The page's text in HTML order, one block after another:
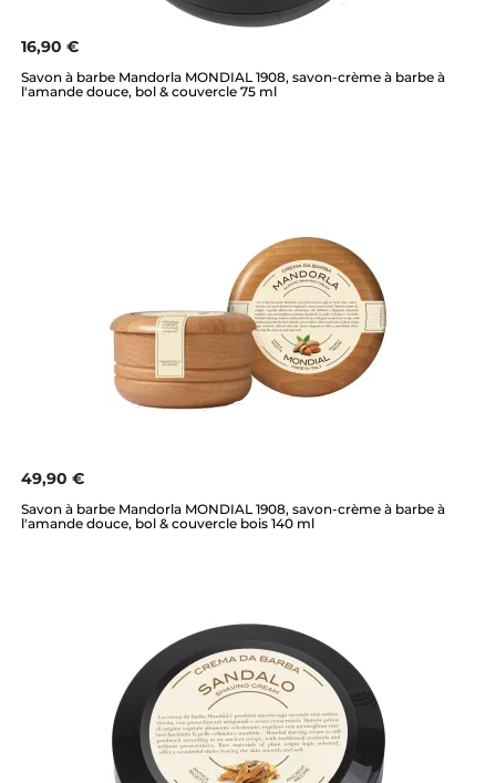
16,90 €
Savon à barbe Mandorla MONDIAL 1908, savon-crème à barbe à
l'amande douce, bol & couvercle 75 ml
49,90 €
Savon à barbe Mandorla MONDIAL 1908, savon-crème à barbe à
l'amande douce, bol & couvercle bois 140 ml